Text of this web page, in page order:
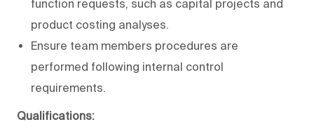
function requests, such as capital projects and
product costing analyses.
Ensure team members procedures are
performed following internal control
requirements.
Qualifications: